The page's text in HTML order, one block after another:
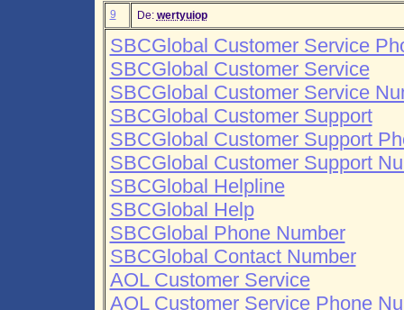
9 De: wertyuiop
SBCGlobal Customer Service
SBCGlobal Customer Service
SBCGlobal Customer Service
SBCGlobal Customer Support
SBCGlobal Customer Support
SBCGlobal Customer Support
SBCGlobal Helpline
SBCGlobal Help
SBCGlobal Phone Number
SBCGlobal Contact Number
AOL Customer Service
AOL Customer Service Phone